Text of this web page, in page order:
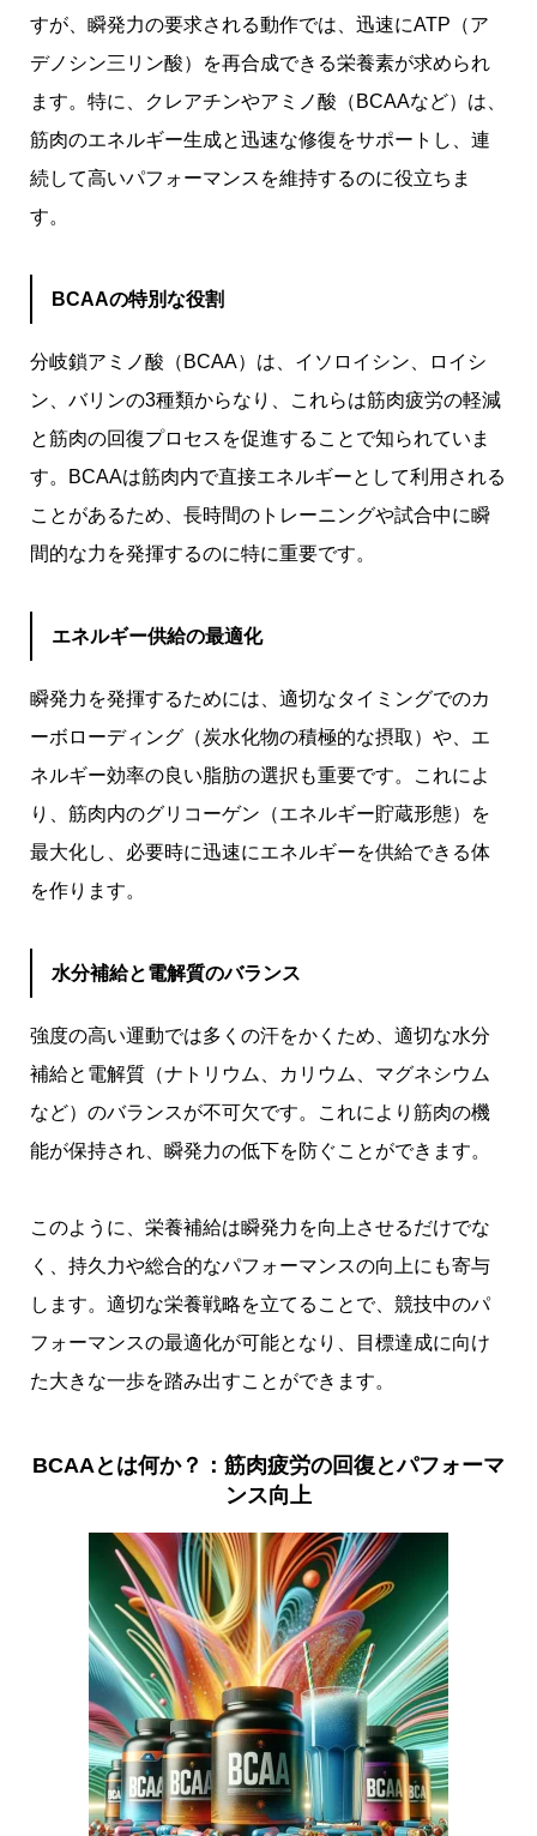
すが、瞬発力の要求される動作では、迅速にATP（ア
デノシン三リン酸）を再合成できる栄養素が求められ
ます。特に、クレアチンやアミノ酸（BCAAなど）は、
筋肉のエネルギー生成と迅速な修復をサポートし、連
続して高いパフォーマンスを維持するのに役立ちま
す。
BCAAの特別な役割
分岐鎖アミノ酸（BCAA）は、イソロイシン、ロイシ
ン、バリンの3種類からなり、これらは筋肉疲労の軽減
と筋肉の回復プロセスを促進することで知られていま
す。BCAAは筋肉内で直接エネルギーとして利用される
ことがあるため、長時間のトレーニングや試合中に瞬
間的な力を発揮するのに特に重要です。
エネルギー供給の最適化
瞬発力を発揮するためには、適切なタイミングでのカ
ーボローディング（炭水化物の積極的な摂取）や、エ
ネルギー効率の良い脂肪の選択も重要です。これによ
り、筋肉内のグリコーゲン（エネルギー貯蔵形態）を
最大化し、必要時に迅速にエネルギーを供給できる体
を作ります。
水分補給と電解質のバランス
強度の高い運動では多くの汗をかくため、適切な水分
補給と電解質（ナトリウム、カリウム、マグネシウム
など）のバランスが不可欠です。これにより筋肉の機
能が保持され、瞬発力の低下を防ぐことができます。
このように、栄養補給は瞬発力を向上させるだけでな
く、持久力や総合的なパフォーマンスの向上にも寄与
します。適切な栄養戦略を立てることで、競技中のパ
フォーマンスの最適化が可能となり、目標達成に向け
た大きな一歩を踏み出すことができます。
BCAAとは何か？：筋肉疲労の回復とパフォーマ
ンス向上